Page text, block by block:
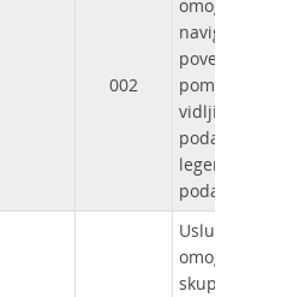
002
omogućuje
navigaciju,
povećavanje/
pomicanje ili
vidljivih
podataka te
legende i
podataka.
Usluga
omogućuje
skupova